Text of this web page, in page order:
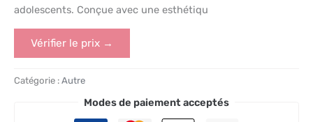
adolescents. Conçue avec une esthétiqu
Vérifier le prix →
Catégorie : Autre
Modes de paiement acceptés